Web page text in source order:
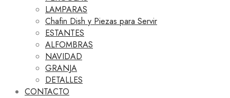
LAMPARAS
Chafin Dish y Piezas para Servir
ESTANTES
ALFOMBRAS
NAVIDAD
GRANJA
DETALLES
CONTACTO